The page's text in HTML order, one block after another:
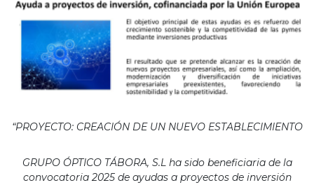
“PROYECTO: CREACIÓN DE UN NUEVO ESTABLECIMIENTO
GRUPO ÓPTICO TÁBORA, S.L ha sido beneficiaria de la
convocatoria 2025 de ayudas a proyectos de inversión